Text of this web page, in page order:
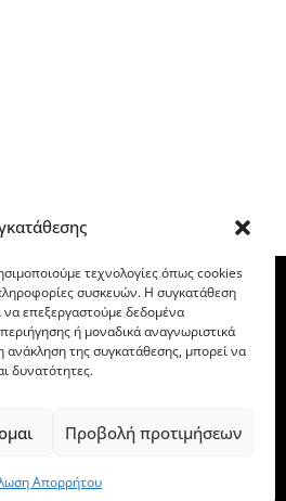
τεχνολογίες όπως cookies
συσκευών. Η συγκατάθεση
να επεξεργαστούμε δεδομένα
ή μοναδικά αναγνωριστικά
της συγκατάθεσης, μπορεί να
δυνατότητες.
Προβολή προτιμήσεων
Απορρήτου